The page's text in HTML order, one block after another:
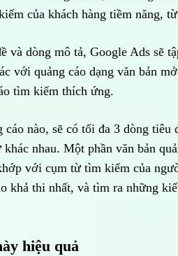
của khách hàng tiềm năng,
và dòng mô tả, Google Ads sẽ
với quảng cáo dạng văn bản
tìm kiếm thích ứng.
nào, sẽ có tối đa 3 dòng
nhau. Một phần văn bản
với cụm từ tìm kiếm của
khả thi nhất, và tìm ra những
hiệu quả